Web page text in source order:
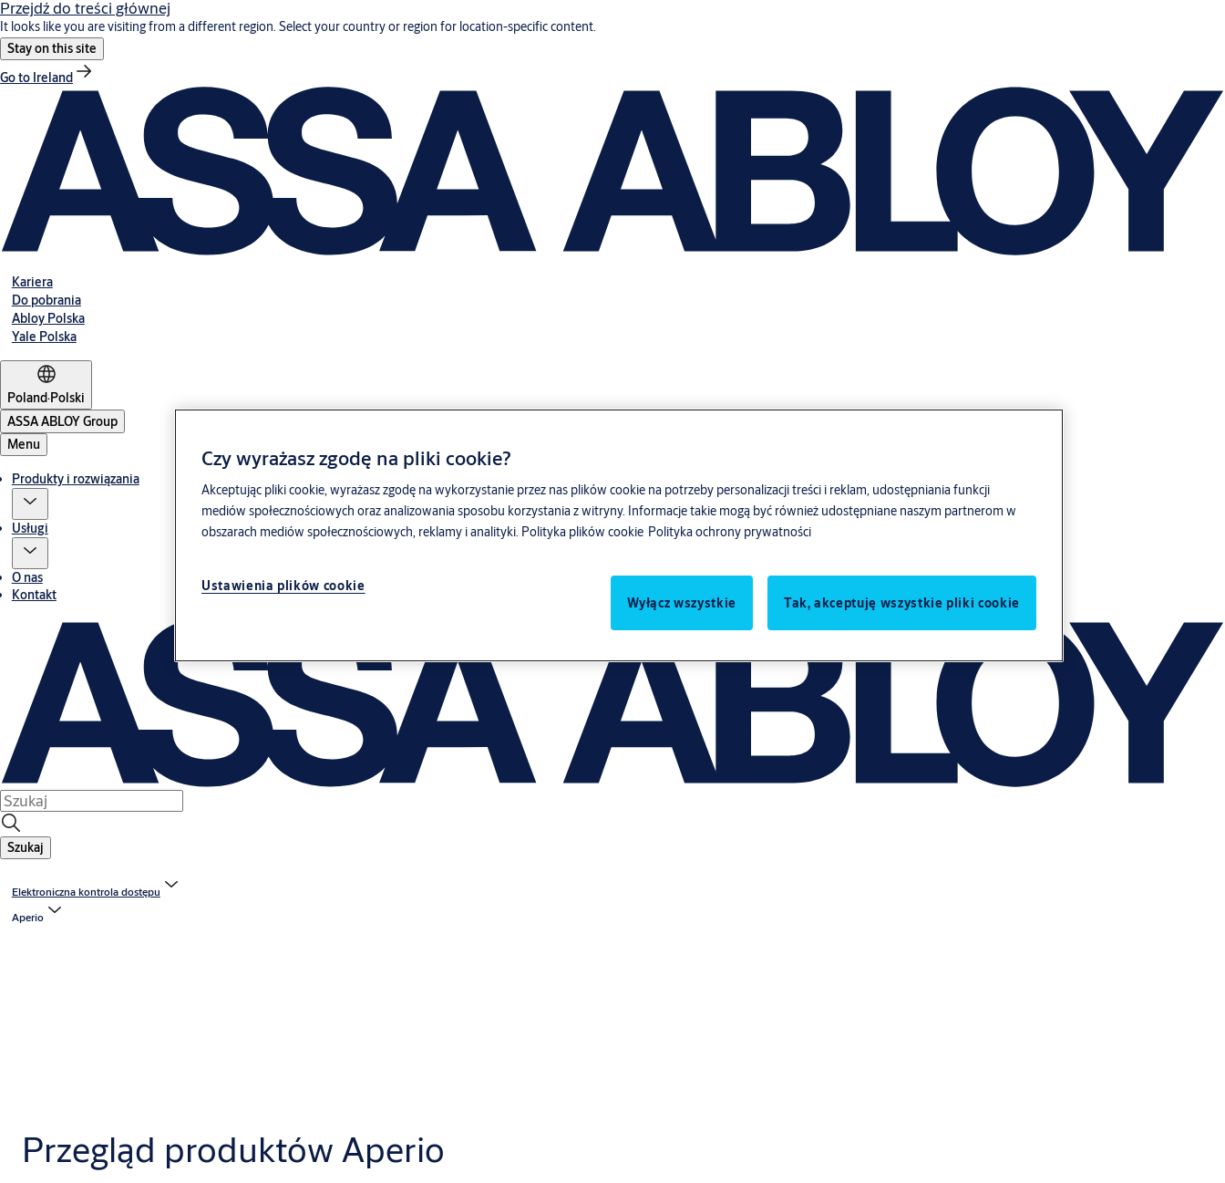
Przejdź do treści głównej
It looks like you are visiting from a different region. Select your country or region for location-specific content.
Stay on this site
Go to Ireland
Kariera
Do pobrania
Abloy Polska
Yale Polska
Poland·Polski
ASSA ABLOY Group
Menu
Produkty i rozwiązania
Usługi
O nas
Kontakt
Szukaj
Elektroniczna kontrola dostępu
Aperio
Przegląd produktów Aperio
Czy wyrażasz zgodę na pliki cookie?
Akceptując pliki cookie, wyrażasz zgodę na wykorzystanie przez nas plików cookie na potrzeby personalizacji treści i reklam, udostępniania funkcji
mediów społecznościowych oraz analizowania sposobu korzystania z witryny. Informacje takie mogą być również udostępniane naszym partnerom w
obszarach mediów społecznościowych, reklamy i analityki. Polityka plików cookie Polityka ochrony prywatności
Ustawienia plików cookie
Wyłącz wszystkie
Tak, akceptuję wszystkie pliki cookie